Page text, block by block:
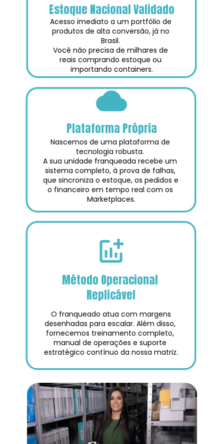
Estoque Nacional Validado
Acesso imediato a um portfólio de
produtos de alta conversão, já no
Brasil.
Você não precisa de milhares de
reais comprando estoque ou
importando containers.
Plataforma Própria
Método Operacional
Replicável
Nascemos de uma plataforma de
tecnologia robusta.
A sua unidade franqueada recebe um
sistema completo, à prova de falhas,
que sincroniza o estoque, os pedidos e
o financeiro em tempo real com os
Marketplaces.
desenhadas para escalar. Além disso,
fornecemos treinamento completo,
manual de operações e suporte
estratégico contínuo da nossa matriz.